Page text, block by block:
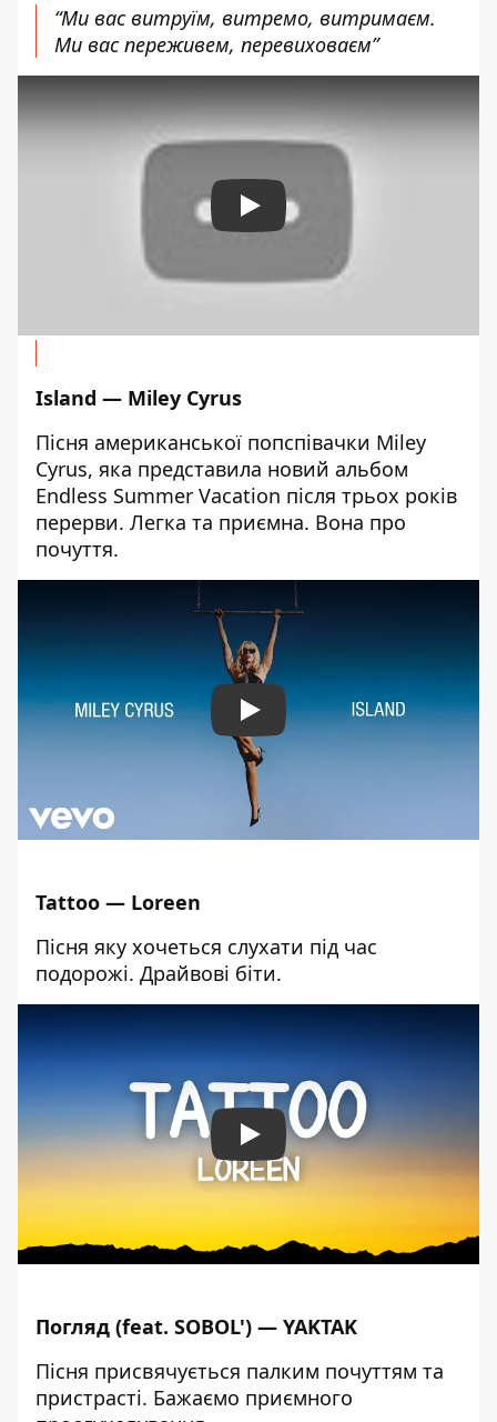
“Ми вас витруїм, витремо, витримаєм.
Ми вас переживем, перевиховаєм”
Play
Island — Miley Cyrus
Пісня американської попспівачки Miley
Cyrus, яка представила новий альбом
Endless Summer Vacation після трьох років
перерви. Легка та приємна. Вона про
почуття.
Play
Tattoo — Loreen
Пісня яку хочеться слухати під час
подорожі. Драйвові біти.
Play
Погляд (feat. SOBOL') — YAKTAK
Пісня присвячується палким почуттям та
пристрасті. Бажаємо приємного